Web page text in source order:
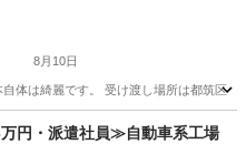
8月10日
体は綺麗です。 受け渡し場所は都筑区
工学 自体
円・派遣社員≫自動車系工場